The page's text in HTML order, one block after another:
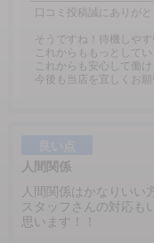
口コミ投稿誠にありが
そうですね！待機しや
これからももっとして
これからも安心して働
今後も当店を宜しくお
人間関係
人間関係はかなりいい
スタッフさんの対応も
思います！！